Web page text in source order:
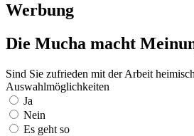
Werbung
Die Mucha macht
Sind Sie zufrieden mit der Arbeit
Auswahlmöglichkeiten
Ja
Nein
Es geht so